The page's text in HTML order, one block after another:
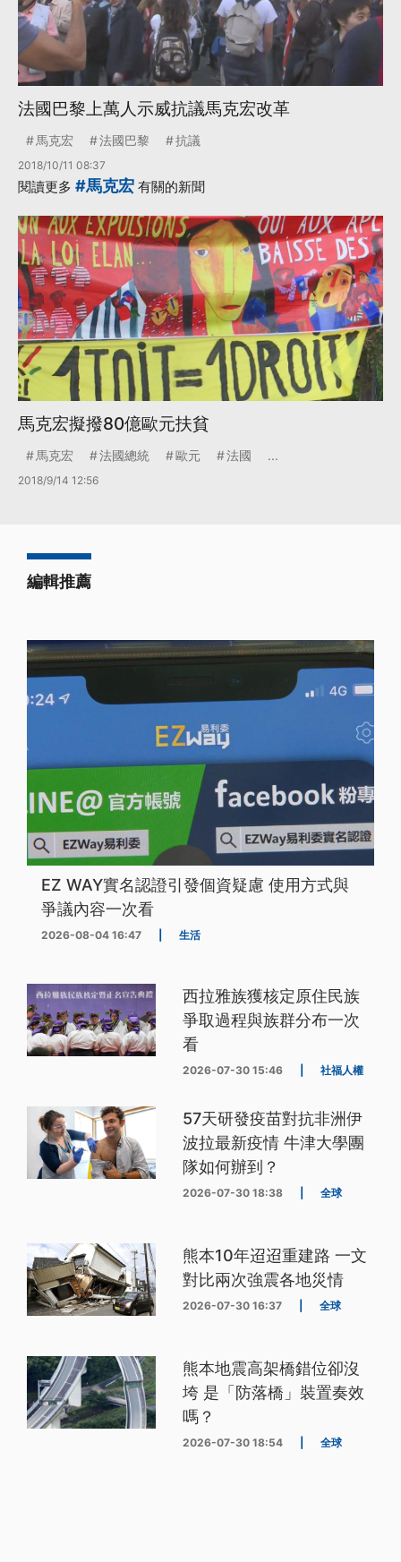
法國巴黎上萬人示威抗議馬克宏改革
馬克宏 法國巴黎 抗議
2018/10/11 08:37
閱讀更多 #馬克宏 有關的新聞
馬克宏擬撥80億歐元扶貧
馬克宏 法國總統 歐元 法國 ...
2018/9/14 12:56
編輯推薦
EZ WAY實名認證引發個資疑慮 使用方式與
爭議內容一次看
2026-08-04 16:47 生活
西拉雅族獲核定原住民族
爭取過程與族群分布一次
看
2026-07-30 15:46 社福人權
57天研發疫苗對抗非洲伊
波拉最新疫情 牛津大學團
隊如何辦到？
2026-07-30 18:38 全球
熊本10年迢迢重建路 一文
對比兩次強震各地災情
2026-07-30 16:37 全球
熊本地震高架橋錯位卻沒
垮 是「防落橋」裝置奏效
嗎？
2026-07-30 18:54 全球